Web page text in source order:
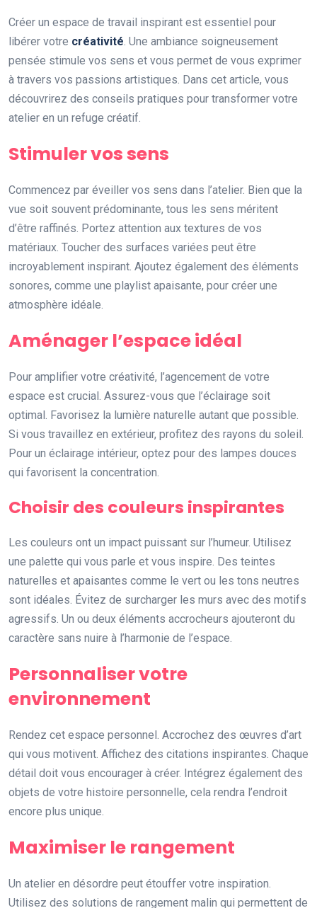
Créer un espace de travail inspirant est essentiel pour
libérer votre créativité. Une ambiance soigneusement
pensée stimule vos sens et vous permet de vous exprimer
à travers vos passions artistiques. Dans cet article, vous
découvrirez des conseils pratiques pour transformer votre
atelier en un refuge créatif.
Stimuler vos sens
Commencez par éveiller vos sens dans l’atelier. Bien que la
vue soit souvent prédominante, tous les sens méritent
d’être raffinés. Portez attention aux textures de vos
matériaux. Toucher des surfaces variées peut être
incroyablement inspirant. Ajoutez également des éléments
sonores, comme une playlist apaisante, pour créer une
atmosphère idéale.
Aménager l’espace idéal
Pour amplifier votre créativité, l’agencement de votre
espace est crucial. Assurez-vous que l’éclairage soit
optimal. Favorisez la lumière naturelle autant que possible.
Si vous travaillez en extérieur, profitez des rayons du soleil.
Pour un éclairage intérieur, optez pour des lampes douces
qui favorisent la concentration.
Choisir des couleurs inspirantes
Les couleurs ont un impact puissant sur l’humeur. Utilisez
une palette qui vous parle et vous inspire. Des teintes
naturelles et apaisantes comme le vert ou les tons neutres
sont idéales. Évitez de surcharger les murs avec des motifs
agressifs. Un ou deux éléments accrocheurs ajouteront du
caractère sans nuire à l’harmonie de l’espace.
Personnaliser votre
environnement
Rendez cet espace personnel. Accrochez des œuvres d’art
qui vous motivent. Affichez des citations inspirantes. Chaque
détail doit vous encourager à créer. Intégrez également des
objets de votre histoire personnelle, cela rendra l’endroit
encore plus unique.
Maximiser le rangement
Un atelier en désordre peut étouffer votre inspiration.
Utilisez des solutions de rangement malin qui permettent de